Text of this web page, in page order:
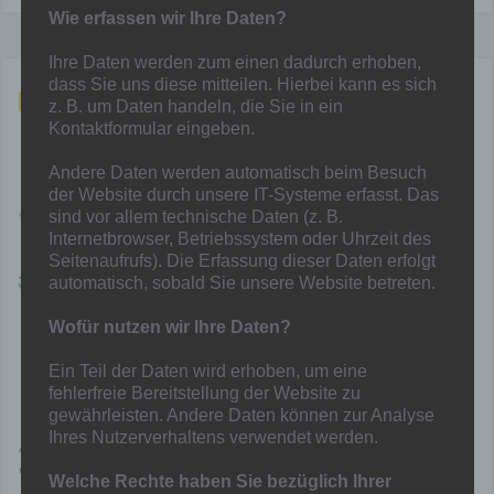
Mai 23, 2022
Kreispokal: Spiel um Platz 3 auf
Mittwoch verlegt
Von Mainka in Allgemein, News ,Senioren
Das Spiel um den dritten Platz im
Kreispokal zwischen dem
Landesliga-Meister Hamborn 07
Dienstag auf kommenden Mittwoch,
den 25.05.22, verschoben.
Anstoß ist um 19.30 Uhr auf der Sportanlage der GSG Duisburg,
Großenbaumer Allee 201, 47249 Duisburg.
Wie erfassen wir Ihre Daten?
Ihre Daten werden zum einen dadurch erhoben,
dass Sie uns diese mitteilen. Hierbei kann es sich
z. B. um Daten handeln, die Sie in ein
Kontaktformular eingeben.
Andere Daten werden automatisch beim Besuch
der Website durch unsere IT-Systeme erfasst. Das
sind vor allem technische Daten (z. B.
Internetbrowser, Betriebssystem oder Uhrzeit des
Seitenaufrufs). Die Erfassung dieser Daten erfolgt
automatisch, sobald Sie unsere Website betreten.
Wofür nutzen wir Ihre Daten?
Ein Teil der Daten wird erhoben, um eine
fehlerfreie Bereitstellung der Website zu
gewährleisten. Andere Daten können zur Analyse
Ihres Nutzerverhaltens verwendet werden.
Welche Rechte haben Sie bezüglich Ihrer